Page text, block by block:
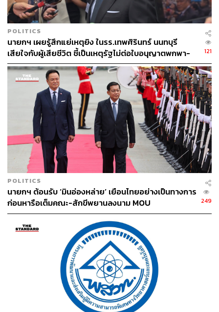
114
ABOUT THE AUTHOR
THE STANDARD TEAM
กองบรรณาธิการ THE STANDARD
POLITICS
นายกฯ เผยรู้สึกแย่เหตุยิง ในรร.เทพศิรินทร์ นนทบุรี
เสียใจกับผู้เสียชีวิต ชี้เป็นเหตุรัฐไม่ต่อใบอนุญาตพกพา-
ครอบครองปืน
121
POLITICS
นายกฯ ต้อนรับ ‘มินอ่องหล่าย’ เยือนไทยอย่างเป็นทางการ
ก่อนหารือเต็มคณะ-สักขีพยานลงนาม MOU
249